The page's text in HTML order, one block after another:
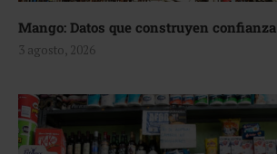
Mango: Datos que construyen confianza
3 agosto, 2026